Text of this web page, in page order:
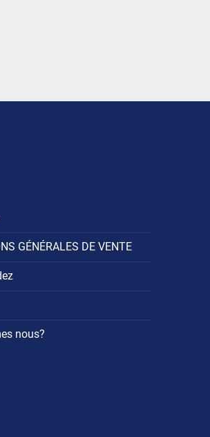
GÉNÉRALES DE VENTE
nous?